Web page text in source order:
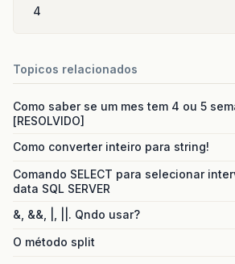
4
Topicos relacionados
Como saber se um mes tem 4 ou 5
[RESOLVIDO]
Como converter inteiro para string!
Comando SELECT para selecionar
data SQL SERVER
&, &&, |, ||. Qndo usar?
O método split